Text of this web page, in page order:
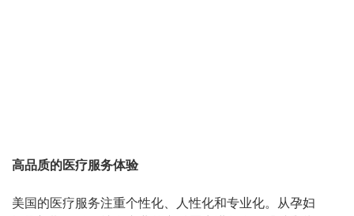
高品质的医疗服务体验
美国的医疗服务注重个性化、人性化和专业化。从孕妇